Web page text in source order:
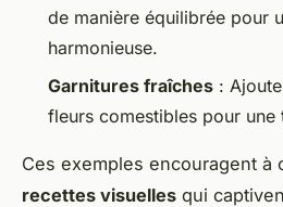
de manière équilibrée pour
harmonieuse.
Garnitures fraîches :
fleurs comestibles pour une
Ces exemples encouragent à
recettes visuelles qui